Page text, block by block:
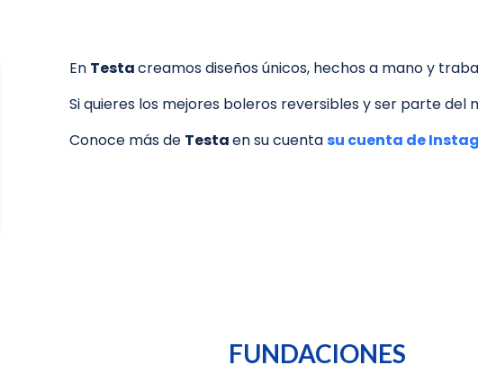
En Testacreamos diseños únicos, hechos a mano y
Si quieres los mejores boleros reversibles y ser parte
Conoce más de Testaen su cuentasu cuenta de
FUNDACIONES